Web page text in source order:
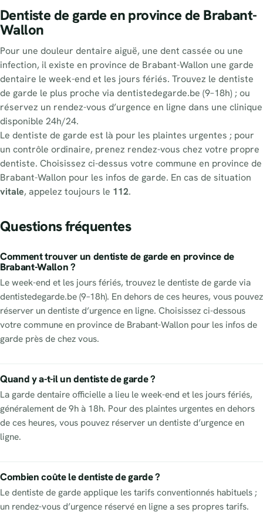
Dentiste de garde en province de Brabant-
Wallon
Pour une douleur dentaire aiguë, une dent cassée ou une
infection, il existe en province de Brabant-Wallon une garde
dentaire le week-end et les jours fériés. Trouvez le dentiste
de garde le plus proche via dentistedegarde.be (9–18h) ; ou
réservez un rendez-vous d’urgence en ligne dans une clinique
disponible 24h/24.
Le dentiste de garde est là pour les plaintes urgentes ; pour
un contrôle ordinaire, prenez rendez-vous chez votre propre
dentiste. Choisissez ci-dessus votre commune en province de
Brabant-Wallon pour les infos de garde. En cas de situation
vitale, appelez toujours le 112.
Questions fréquentes
Comment trouver un dentiste de garde en province de
Brabant-Wallon ?
Le week-end et les jours fériés, trouvez le dentiste de garde via
dentistedegarde.be (9–18h). En dehors de ces heures, vous pouvez
réserver un dentiste d’urgence en ligne. Choisissez ci-dessous
votre commune en province de Brabant-Wallon pour les infos de
garde près de chez vous.
Quand y a-t-il un dentiste de garde ?
La garde dentaire officielle a lieu le week-end et les jours fériés,
généralement de 9h à 18h. Pour des plaintes urgentes en dehors
de ces heures, vous pouvez réserver un dentiste d’urgence en
ligne.
Combien coûte le dentiste de garde ?
Le dentiste de garde applique les tarifs conventionnés habituels ;
un rendez-vous d’urgence réservé en ligne a ses propres tarifs.